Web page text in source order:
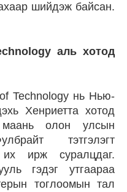
шийдэж байсан.
аль хотод
Technology нь Нью-
Хенриетта хотод
олон улсын
тэтгэлэгт
их ирж суралцдаг.
гэдэг утгаараа
тоглоомын тал